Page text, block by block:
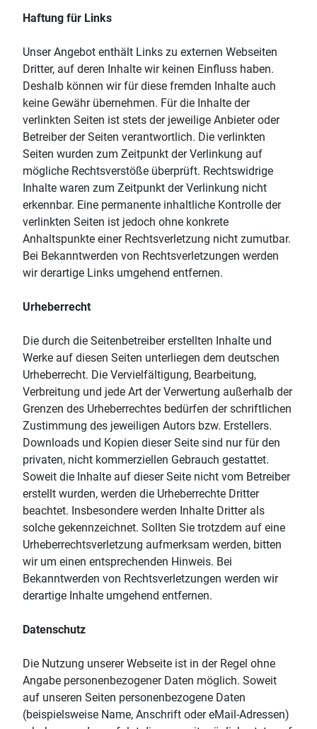
Haftung für Links
Unser Angebot enthält Links zu externen Webseiten
Dritter, auf deren Inhalte wir keinen Einfluss haben.
Deshalb können wir für diese fremden Inhalte auch
keine Gewähr übernehmen. Für die Inhalte der
verlinkten Seiten ist stets der jeweilige Anbieter oder
Betreiber der Seiten verantwortlich. Die verlinkten
Seiten wurden zum Zeitpunkt der Verlinkung auf
mögliche Rechtsverstöße überprüft. Rechtswidrige
Inhalte waren zum Zeitpunkt der Verlinkung nicht
erkennbar. Eine permanente inhaltliche Kontrolle der
verlinkten Seiten ist jedoch ohne konkrete
Anhaltspunkte einer Rechtsverletzung nicht zumutbar.
Bei Bekanntwerden von Rechtsverletzungen werden
wir derartige Links umgehend entfernen.
Urheberrecht
Die durch die Seitenbetreiber erstellten Inhalte und
Werke auf diesen Seiten unterliegen dem deutschen
Urheberrecht. Die Vervielfältigung, Bearbeitung,
Verbreitung und jede Art der Verwertung außerhalb der
Grenzen des Urheberrechtes bedürfen der schriftlichen
Zustimmung des jeweiligen Autors bzw. Erstellers.
Downloads und Kopien dieser Seite sind nur für den
privaten, nicht kommerziellen Gebrauch gestattet.
Soweit die Inhalte auf dieser Seite nicht vom Betreiber
erstellt wurden, werden die Urheberrechte Dritter
beachtet. Insbesondere werden Inhalte Dritter als
solche gekennzeichnet. Sollten Sie trotzdem auf eine
Urheberrechtsverletzung aufmerksam werden, bitten
wir um einen entsprechenden Hinweis. Bei
Bekanntwerden von Rechtsverletzungen werden wir
derartige Inhalte umgehend entfernen.
Datenschutz
Die Nutzung unserer Webseite ist in der Regel ohne
Angabe personenbezogener Daten möglich. Soweit
auf unseren Seiten personenbezogene Daten
(beispielsweise Name, Anschrift oder eMail-Adressen)